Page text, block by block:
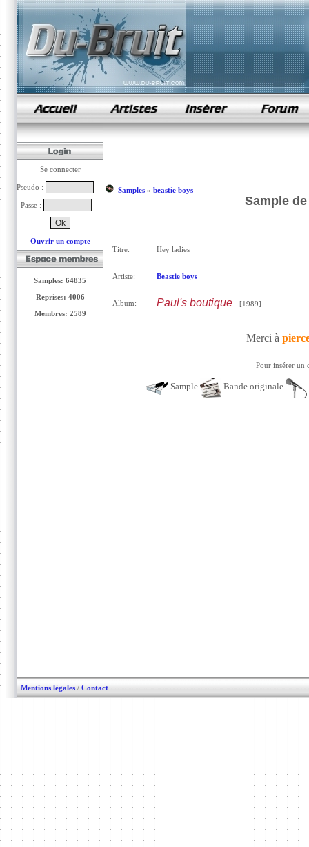
samples de rap
Se connecter
Pseudo :
Passe :
Ouvrir un compte
Samples: 64835
Reprises: 4006
Membres: 2589
Samples» beastie boys
Sample
Titre: Hey ladies
Artiste: Beastie boys
Album: Paul's boutique [1989]
Merci à
Pour insérer un
Sample Bande originale
Mentions légales / Contact